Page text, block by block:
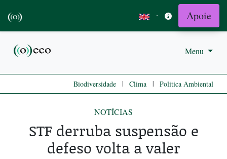
· Apoie
Menu
Biodiversidade | Clima | Politica Ambiental
NOTÍCIAS
STF derruba suspensão e
defeso volta a valer